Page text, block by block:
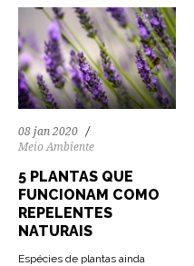
08 jan 2020
Meio Ambiente
5 PLANTAS QUE
FUNCIONAM COMO
REPELENTES
NATURAIS
Espécies de plantas ainda